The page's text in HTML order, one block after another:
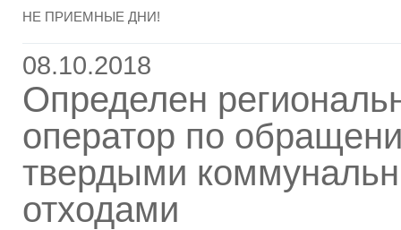
НЕ ПРИЕМНЫЕ ДНИ!
08.10.2018
Определен
оператор по
твердыми
отходами